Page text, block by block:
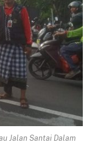
Jalan Santai Dalam